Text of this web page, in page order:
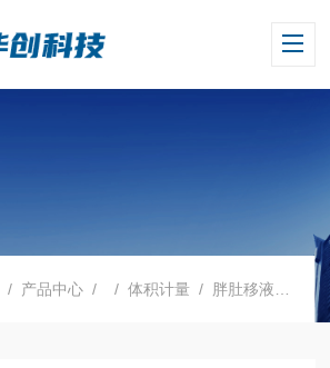
/ 产品中心 / /体积计量 / 胖肚移液管，BLAUBRAND?, AS级，50 ml，单刻度